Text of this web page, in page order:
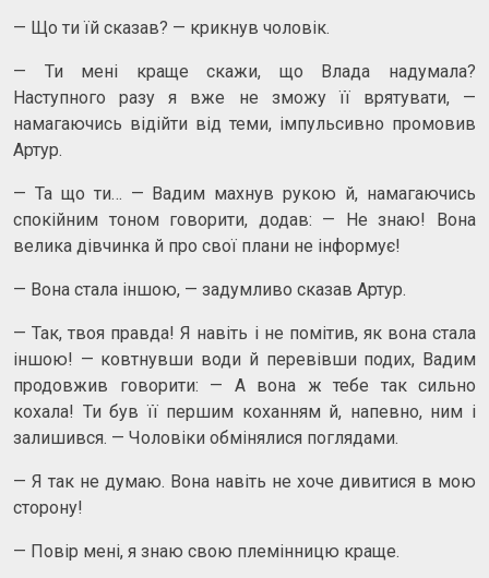
— Що ти їй сказав? — крикнув чоловік.
— Ти мені краще скажи, що Влада надумала?
Наступного разу я вже не зможу її врятувати, —
намагаючись відійти від теми, імпульсивно промовив
Артур.
— Та що ти… — Вадим махнув рукою й, намагаючись
спокійним тоном говорити, додав: — Не знаю! Вона
велика дівчинка й про свої плани не інформує!
— Вона стала іншою, — задумливо сказав Артур.
— Так, твоя правда! Я навіть і не помітив, як вона стала
іншою! — ковтнувши води й перевівши подих, Вадим
продовжив говорити: — А вона ж тебе так сильно
кохала! Ти був її першим коханням й, напевно, ним і
залишився. — Чоловіки обмінялися поглядами.
— Я так не думаю. Вона навіть не хоче дивитися в мою
сторону!
— Повір мені, я знаю свою племінницю краще.